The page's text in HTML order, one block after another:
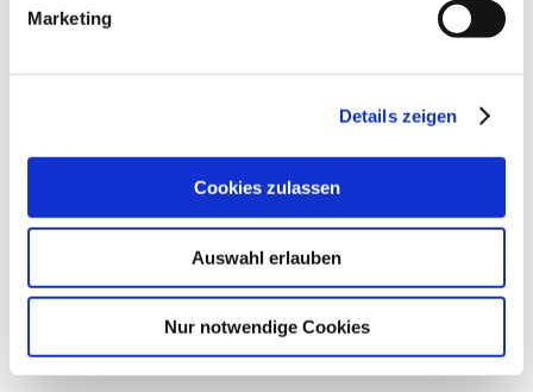
Marketing
Details zeigen
Cookies zulassen
Auswahl erlauben
Nur notwendige Cookies
interessieren, sprechen Sie uns gerne an!
Schauen Sie auch auf unsere anderenAngebote!
Kooperation mit ABC
Trainings
ABC-Coach Ausbildung